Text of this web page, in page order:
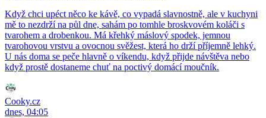
Když chci upéct něco ke kávě, co vypadá slavnostně, ale v kuchyni
mě to nezdrží na půl dne, sahám po tomhle broskvovém koláči s
tvarohem a drobenkou. Má křehký máslový spodek, jemnou
tvarohovou vrstvu a ovocnou svěžest, která ho drží příjemně lehký.
U nás doma se peče hlavně o víkendu, když přijde návštěva nebo
když prostě dostaneme chuť na poctivý domácí moučník.
Cooky.cz
dnes, 04:05